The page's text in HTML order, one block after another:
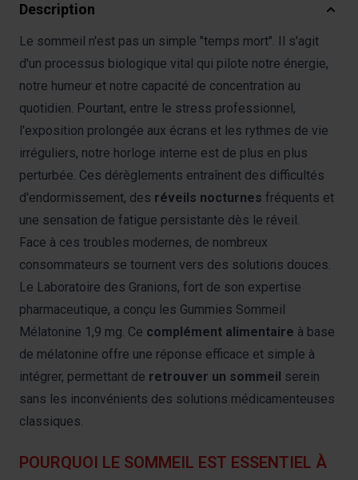
Description
Le sommeil n'est pas un simple "temps mort". Il s'agit
d'un processus biologique vital qui pilote notre énergie,
notre humeur et notre capacité de concentration au
quotidien. Pourtant, entre le stress professionnel,
l'exposition prolongée aux écrans et les rythmes de vie
irréguliers, notre horloge interne est de plus en plus
perturbée. Ces dérèglements entraînent des difficultés
d'endormissement, des réveils nocturnes fréquents et
une sensation de fatigue persistante dès le réveil.
Face à ces troubles modernes, de nombreux
consommateurs se tournent vers des solutions douces.
Le Laboratoire des Granions, fort de son expertise
pharmaceutique, a conçu les Gummies Sommeil
Mélatonine 1,9 mg. Ce complément alimentaire à base
de mélatonine offre une réponse efficace et simple à
intégrer, permettant de retrouver un sommeil serein
sans les inconvénients des solutions médicamenteuses
classiques.
POURQUOI LE SOMMEIL EST ESSENTIEL À